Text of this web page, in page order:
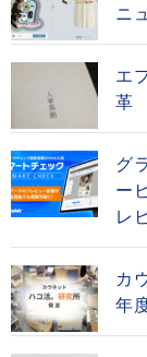
ニ
エ
革
グ
ー
レ
カ
年